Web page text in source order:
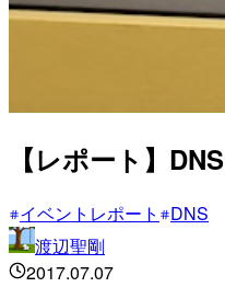
【レポート】
イベントレポート
DNS
渡辺聖剛
2017.07.07